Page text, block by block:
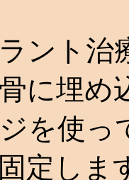
ント治
に埋め
を使っ
定し